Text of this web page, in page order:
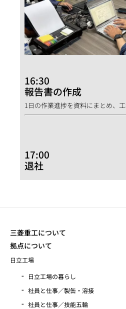
16:30
報告書の作成
1日の作業進捗を資料にまとめ、工
17:00
退社
三菱重工について
拠点について
日立工場
日立工場の暮らし
社員と仕事／製缶・溶接
社員と仕事／技能五輪